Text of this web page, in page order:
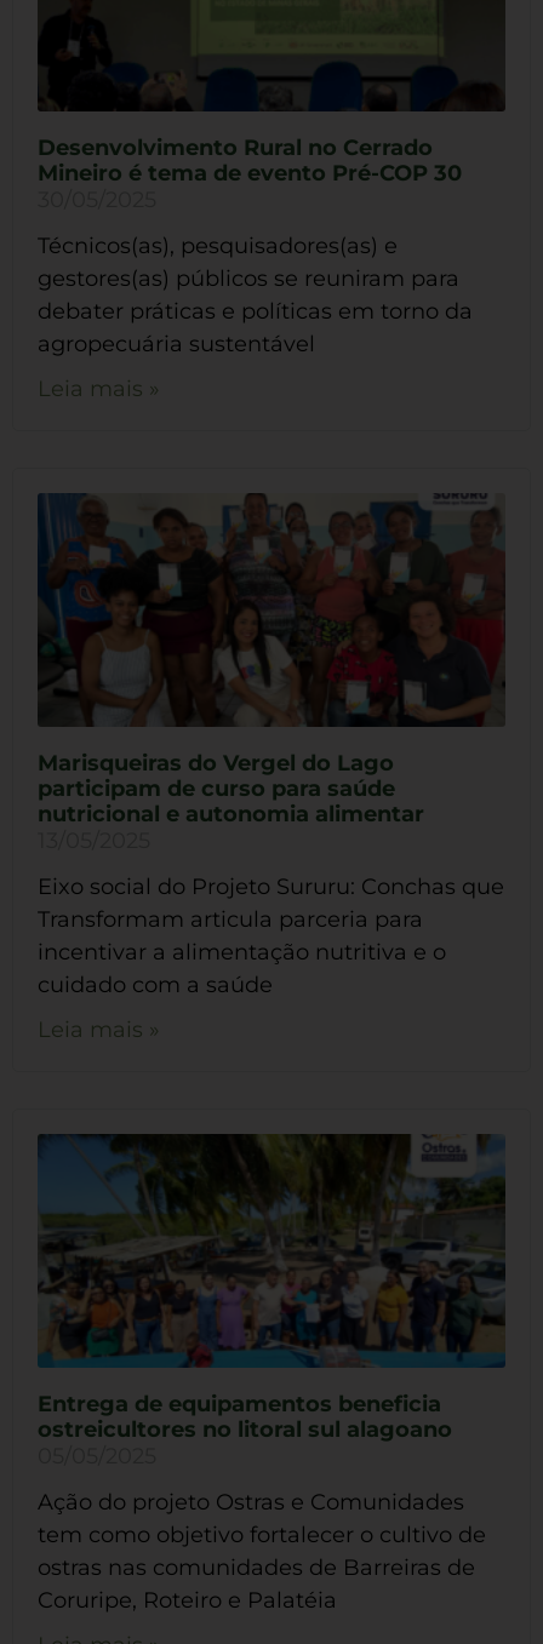
Desenvolvimento Rural no Cerrado
Mineiro é tema de evento Pré-COP 30
Técnicos(as), pesquisadores(as) e
gestores(as) públicos se reuniram para
debater práticas e políticas em torno da
agropecuária sustentável
Leia mais »
Marisqueiras do Vergel do Lago
participam de curso para saúde
nutricional e autonomia alimentar
Eixo social do Projeto Sururu: Conchas que
Transformam articula parceria para
incentivar a alimentação nutritiva e o
cuidado com a saúde
Leia mais »
Entrega de equipamentos beneficia
ostreicultores no litoral sul alagoano
Ação do projeto Ostras e Comunidades
tem como objetivo fortalecer o cultivo de
ostras nas comunidades de Barreiras de
Coruripe, Roteiro e Palatéia